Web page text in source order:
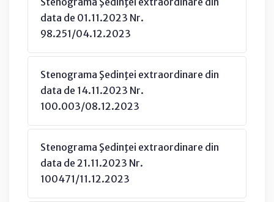
data de 01.11.2023 Nr.
98.251/04.12.2023
Stenograma Şedinţei extraordinare din
data de 14.11.2023 Nr.
100.003/08.12.2023
Stenograma Şedinţei extraordinare din
data de 21.11.2023 Nr.
100471/11.12.2023